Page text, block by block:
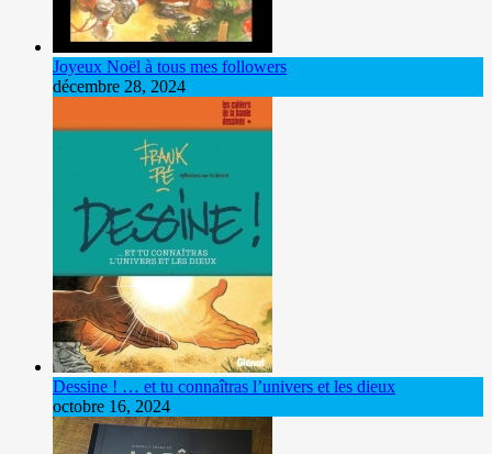
Joyeux Noël à tous mes followers
décembre 28, 2024
Dessine ! … et tu connaîtras l’univers et les dieux
octobre 16, 2024